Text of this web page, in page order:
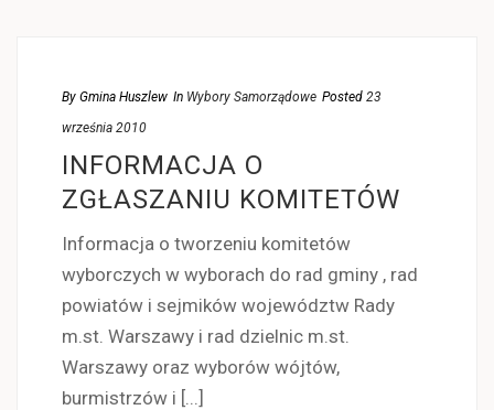
By Gmina Huszlew In Wybory Samorządowe Posted 23
września 2010
INFORMACJA O
ZGŁASZANIU KOMITETÓW
Informacja o tworzeniu komitetów
wyborczych w wyborach do rad gminy , rad
powiatów i sejmików województw Rady
m.st. Warszawy i rad dzielnic m.st.
Warszawy oraz wyborów wójtów,
burmistrzów i [...]